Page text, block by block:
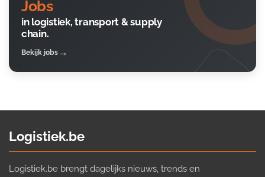
Jobs
in logistiek, transport & supply
chain.
Bekijk jobs
Logistiek.be
Logistiek.be brengt dagelijks nieuws, trends en